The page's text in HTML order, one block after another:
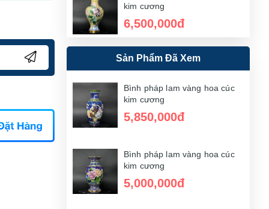
kim cương
6,500,000đ
Bình pháp lam vàng hoa cúc
kim cương
4,000,000đ
3,000,000đ
Sản Phẩm Đã Xem
Bình pháp lam vàng hoa cúc
kim cương
5,850,000đ
Bình pháp lam vàng hoa cúc
kim cương
5,000,000đ